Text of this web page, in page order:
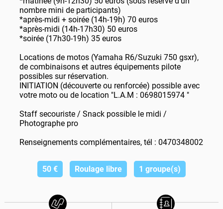
nombre mini de participants)
*après-midi + soirée (14h-19h) 70 euros
*après-midi (14h-17h30) 50 euros
*soirée (17h30-19h) 35 euros
Locations de motos (Yamaha R6/Suzuki 750 gsxr),
de combinaisons et autres équipements pilote
possibles sur réservation.
INITIATION (découverte ou renforcée) possible avec
votre moto ou de location "L.A.M : 0698015974 "
Staff secouriste / Snack possible le midi /
Photographe pro
Renseignements complémentaires, tél : 0470348002
50 € Roulage libre 1 groupe(s)